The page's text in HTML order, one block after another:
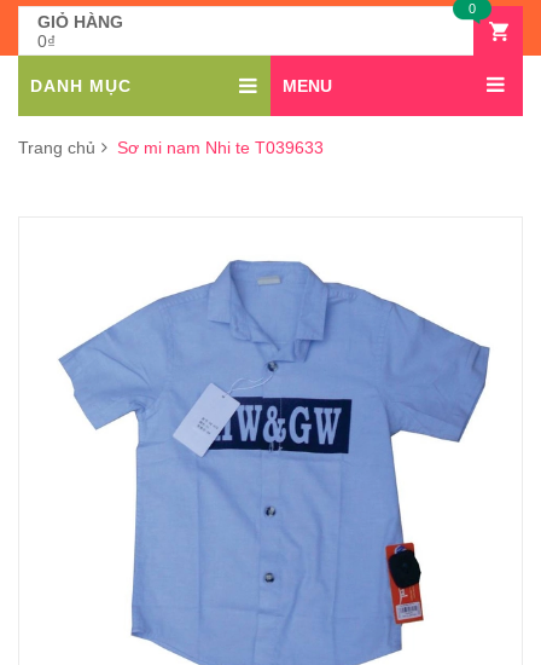
GIỎ HÀNG
0₫
0
DANH MỤC MENU
Trang chủ Sơ mi nam Nhi te T039633